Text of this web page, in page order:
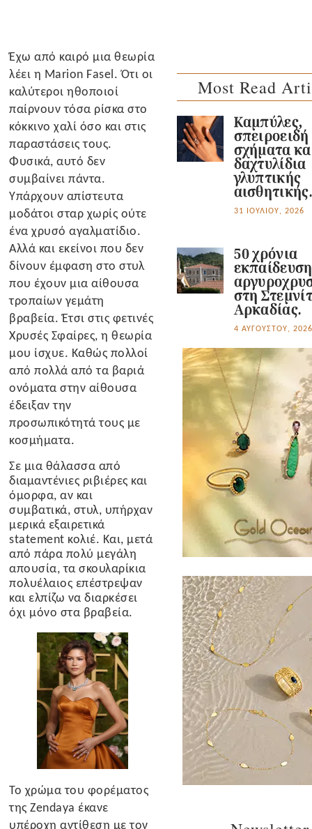
Έχω από καιρό μια θεωρία
λέει η Marion Fasel. Ότι οι
καλύτεροι ηθοποιοί
παίρνουν τόσα ρίσκα στο
κόκκινο χαλί όσο και στις
παραστάσεις τους.
Φυσικά, αυτό δεν
συμβαίνει πάντα.
Υπάρχουν απίστευτα
μοδάτοι σταρ χωρίς ούτε
ένα χρυσό αγαλματίδιο.
Αλλά και εκείνοι που δεν
δίνουν έμφαση στο στυλ
που έχουν μια αίθουσα
τροπαίων γεμάτη
βραβεία. Έτσι στις φετινές
Χρυσές Σφαίρες, η θεωρία
μου ίσχυε. Καθώς πολλοί
από πολλά από τα βαριά
ονόματα στην αίθουσα
έδειξαν την
προσωπικότητά τους με
κοσμήματα.
Σε μια θάλασσα από
διαμαντένιες ριβιέρες και
όμορφα, αν και
συμβατικά, στυλ, υπήρχαν
μερικά εξαιρετικά
statement κολιέ. Και, μετά
από πάρα πολύ μεγάλη
απουσία, τα σκουλαρίκια
πολυέλαιος επέστρεψαν
και ελπίζω να διαρκέσει
όχι μόνο στα βραβεία.
Το χρώμα του φορέματος
της Zendaya έκανε
υπέροχη αντίθεση με τον
Most Read
Καμπύλες,
σπειροειδή
σχήματα
δαχτυλίδια
γλυπτικής
αισθητικής.
31 ΙΟΥΛΊΟΥ, 2026
50 χρόνια
εκπαίδευση
στη
Αρκαδίας.
4 ΑΥΓΟΎΣΤΟΥ, 2026